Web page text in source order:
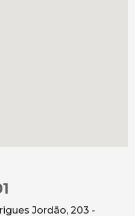
Jordão, 203 -